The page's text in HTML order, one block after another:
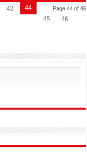
Page 44 of 46
43
44
45
46